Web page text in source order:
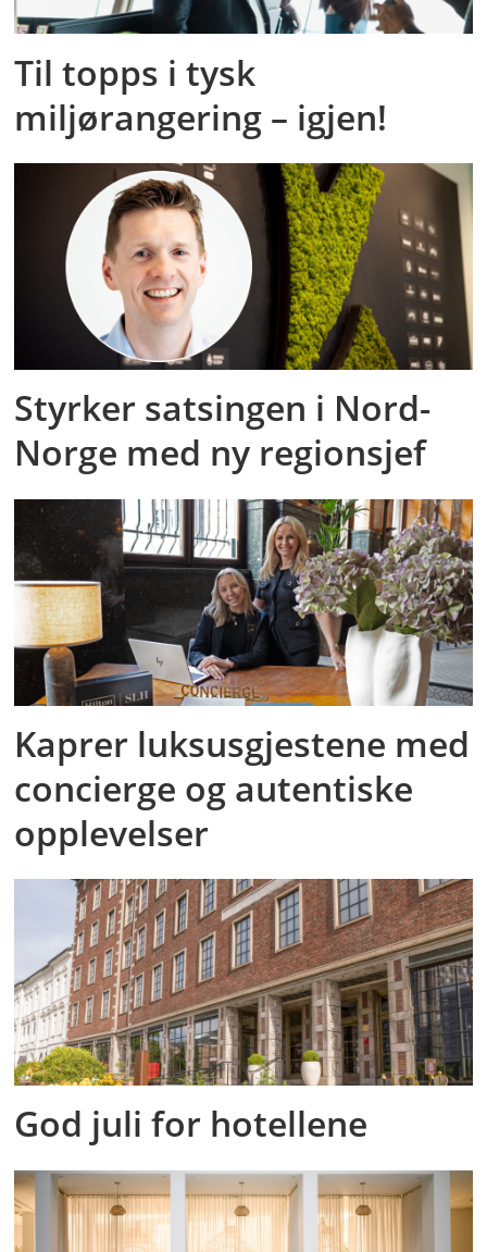
Til topps i tysk
miljørangering – igjen!
Styrker satsingen i Nord-
Norge med ny regionsjef
Kaprer luksusgjestene med
concierge og autentiske
opplevelser
God juli for hotellene